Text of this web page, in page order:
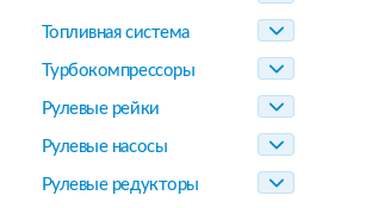
Топливная система
Турбокомпрессоры
Рулевые рейки
Рулевые насосы
Рулевые редукторы